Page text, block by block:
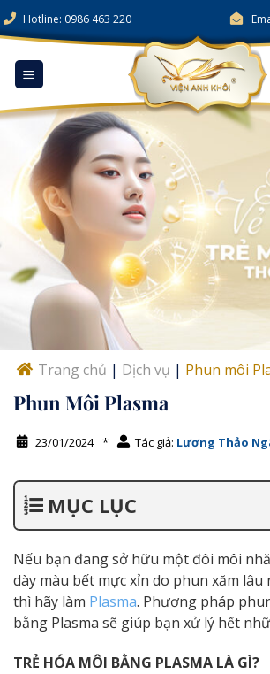
Skip
to
Hotline: 0986 463 220
Trang chủ | Dịch vụ | Phun môi
Phun Môi Plasma
23/01/2024 * Tác giả: Lương Thảo
MỤC LỤC
Nếu bạn đang sở hữu một đôi môi
dày màu bết mực xỉn do phun xăm lâu
thì hãy làm Plasma. Phương pháp
bằng Plasma sẽ giúp bạn xử lý hết
TRẺ HÓA MÔI BẰNG PLASMA LÀ GÌ?